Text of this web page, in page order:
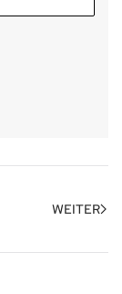
WEITER